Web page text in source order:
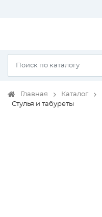
Главная Каталог
Стулья и табуреты